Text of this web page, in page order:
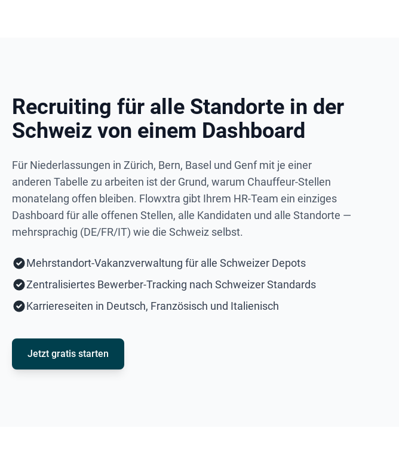
Recruiting für alle Standorte in der
Schweiz von einem Dashboard
Für Niederlassungen in Zürich, Bern, Basel und Genf mit je einer
anderen Tabelle zu arbeiten ist der Grund, warum Chauffeur-Stellen
monatelang offen bleiben. Flowxtra gibt Ihrem HR-Team ein einziges
Dashboard für alle offenen Stellen, alle Kandidaten und alle Standorte —
mehrsprachig (DE/FR/IT) wie die Schweiz selbst.
Mehrstandort-Vakanzverwaltung für alle Schweizer Depots
Zentralisiertes Bewerber-Tracking nach Schweizer Standards
Karriereseiten in Deutsch, Französisch und Italienisch
Jetzt gratis starten